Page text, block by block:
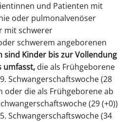
und Patienten mit
oder pulmonalvenöser
mit schwerer
schwerem angeborenen
sind Kinder bis zur Vollendung
umfasst, die als Frühgeborene
Schwangerschaftswoche (28
oder die als Frühgeborene ab
(29 (+0))
Schwangerschaftswoche (34